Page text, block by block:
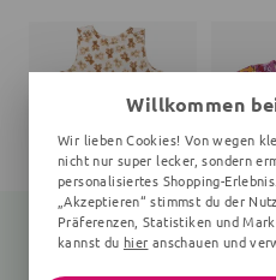
Willkommen
Wir lieben Cookies! Von wegen
nicht nur super lecker, sondern
personalisiertes Shopping-
„Akzeptieren“ stimmst du der
Präferenzen, Statistiken und
kannst du hier anschauen und